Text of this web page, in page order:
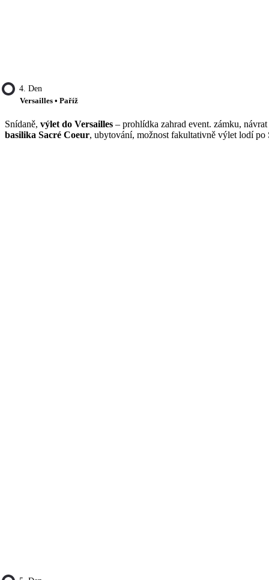
4. Den
Versailles • Paříž
Snídaně, výlet do Versailles – prohlídka zahrad event. zámku,
basilika Sacré Coeur, ubytování, možnost fakultativně výlet lodí po